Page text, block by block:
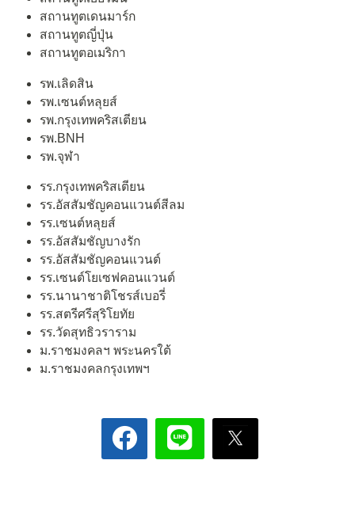
สถานทูตเดนมาร์ก
สถานทูตญี่ปุ่น
สถานทูตอเมริกา
รพ.เลิดสิน
รพ.เซนต์หลุยส์
รพ.กรุงเทพคริสเตียน
รพ.BNH
รพ.จุฬา
รร.กรุงเทพคริสเตียน
รร.อัสสัมชัญคอนแวนต์สีลม
รร.เซนต์หลุยส์
รร.อัสสัมชัญบางรัก
รร.อัสสัมชัญคอนแวนต์
รร.เซนต์โยเซฟคอนแวนต์
รร.นานาชาติโชรส์เบอรี่
รร.สตรีศรีสุริโยทัย
รร.วัดสุทธิวราราม
ม.ราชมงคลฯ พระนครใต้
ม.ราชมงคลกรุงเทพฯ